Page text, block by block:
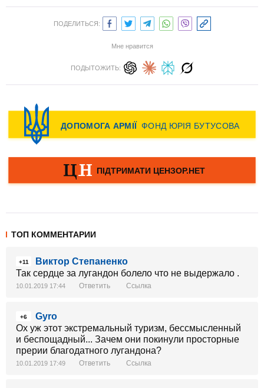
ПОДЕЛИТЬСЯ:
Мне нравится
ПОДЫТОЖИТЬ:
ТОП КОММЕНТАРИИ
+11
Виктор Степаненко
Так сердце за лугандон болело что не выдержало .
10.01.2019 17:44 Ответить Ссылка
+6
Gyro
Ох уж этот экстремальный туризм, бессмысленный
и беспощадный... Зачем они покинули просторные
прерии благодатного лугандона?
10.01.2019 17:49 Ответить Ссылка